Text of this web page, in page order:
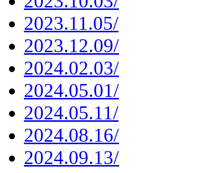
2023.11.05/
2023.12.09/
2024.02.03/
2024.05.01/
2024.05.11/
2024.08.16/
2024.09.13/